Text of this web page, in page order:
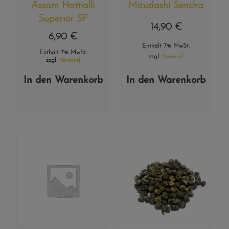
Assam Hattialli
Superior SF
6,90 €
Enthält 7% MwSt.
zzgl. Versand
In den Warenkorb
Mizudashi Sencha
14,90 €
Enthält 7% MwSt.
zzgl. Versand
In den Warenkorb